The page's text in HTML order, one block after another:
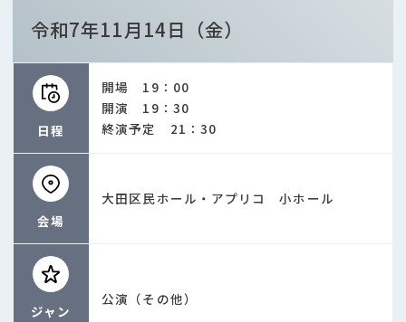
令和7年11月14日（金）
日程
開場 19：00
開演 19：30
終演予定 21：30
会場
大田区民ホール・アプリコ 小ホール
ジャン
公演（その他）